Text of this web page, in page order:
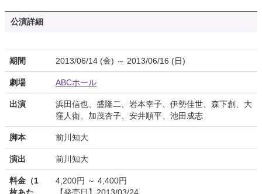
公演詳細
期間 2013/06/14 (金) ～ 2013/06/16 (日)
劇場 ABCホール
出演
浜田信也、盛隆二、岩本幸子、伊勢佳世、森下創、大
窪人衛、加茂杏子、安井順平、池田成志
脚本 前川知大
演出 前川知大
料金（1
4,200円 ～ 4,400円